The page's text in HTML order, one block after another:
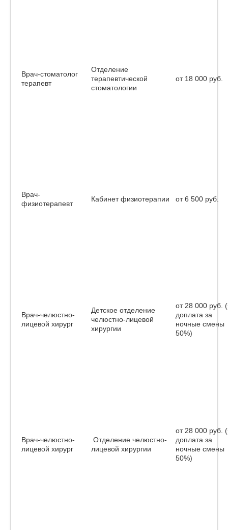
Врач-стоматолог
терапевт
Отделение
терапевтической
стоматологии
от 18 000 руб.
Врач-
физиотерапевт
Кабинет физиотерапии от 6 500 руб.
Врач-челюстно-
лицевой хирург
Детское отделение
челюстно-лицевой
хирургии
от 28 000 руб.
доплата за
ночные смены
50%)
Врач-челюстно-
лицевой хирург
Отделение челюстно-
лицевой хирургии
от 28 000 руб.
доплата за
ночные смены
50%)